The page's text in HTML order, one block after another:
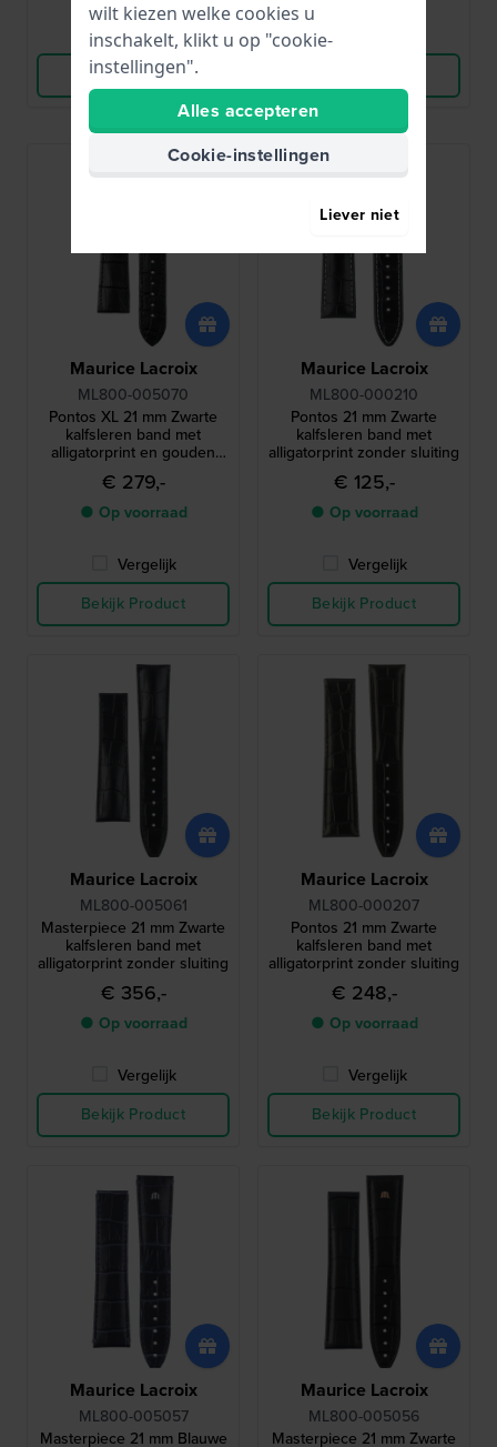
Vergelijk
Bekijk Product
Maurice Lacroix
ML800-005070
Pontos XL 21 mm Zwarte
kalfsleren band met
alligatorprint en gouden
logo zonder gesp
€ 279,-
● Op voorraad
Vergelijk
Bekijk Product
Maurice Lacroix
ML800-000210
Pontos 21 mm Zwarte
kalfsleren band met
alligatorprint zonder sluiting
€ 125,-
● Op voorraad
Vergelijk
Bekijk Product
Maurice Lacroix
ML800-005061
Masterpiece 21 mm Zwarte
kalfsleren band met
alligatorprint zonder sluiting
€ 356,-
● Op voorraad
Vergelijk
Bekijk Product
Maurice Lacroix
ML800-000207
Pontos 21 mm Zwarte
kalfsleren band met
alligatorprint zonder sluiting
€ 248,-
● Op voorraad
Vergelijk
Bekijk Product
Maurice Lacroix
ML800-005057
Masterpiece 21 mm Blauwe
Maurice Lacroix
ML800-005056
Masterpiece 21 mm Zwarte
wilt kiezen welke cookies u
inschakelt, klikt u op "cookie-
instellingen".
Alles accepteren
Cookie-instellingen
Liever niet